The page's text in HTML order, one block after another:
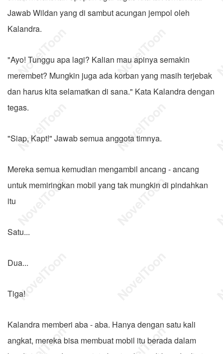
Jawab Wildan yang di sambut acungan jempol oleh
Kalandra.
"Ayo! Tunggu apa lagi? Kalian mau apinya semakin
merembet? Mungkin juga ada korban yang masih terjebak
dan harus kita selamatkan di sana." Kata Kalandra dengan
tegas.
"Siap, Kapt!" Jawab semua anggota timnya.
Mereka semua kemudian mengambil ancang - ancang
untuk memiringkan mobil yang tak mungkin di pindahkan
itu
Satu...
Dua...
Tiga!
Kalandra memberi aba - aba. Hanya dengan satu kali
angkat, mereka bisa membuat mobil itu berada dalam